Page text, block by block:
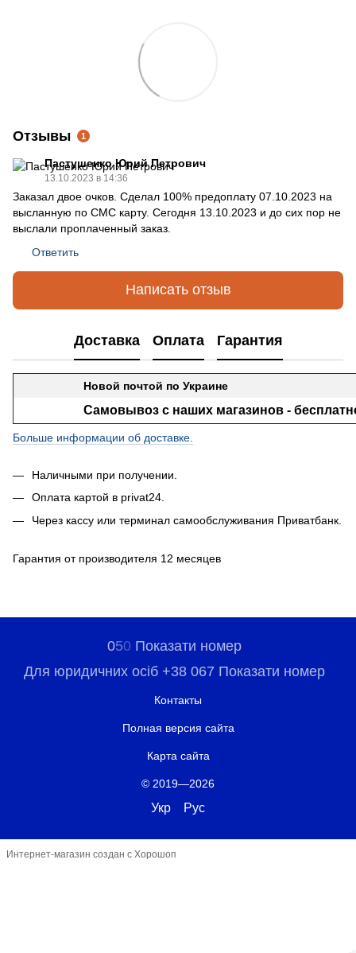
Отзывы 1
Пастушенко Юрий Петрович
13.10.2023 в 14:36
Заказал двое очков. Сделал 100% предоплату 07.10.2023 на
высланную по СМС карту. Сегодня 13.10.2023 и до сих пор не
выслали проплаченный заказ.
Ответить
Написать отзыв
Доставка Оплата Гарантия
Новой почтой по Украине
Самовывоз с наших магазинов -
Больше информации об доставке.
Наличными при получении.
Оплата картой в privat24.
Через кассу или терминал самообслуживания Приватбанк.
Гарантия от производителя 12 месяцев
050 Показати номер
Для юридичних осіб +38 067 Показати номер
Контакты
Полная версия сайта
Карта сайта
© 2019—2026
Укр Рус
Интернет-магазин создан с Хорошоп